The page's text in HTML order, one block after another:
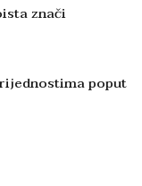
znači
poput